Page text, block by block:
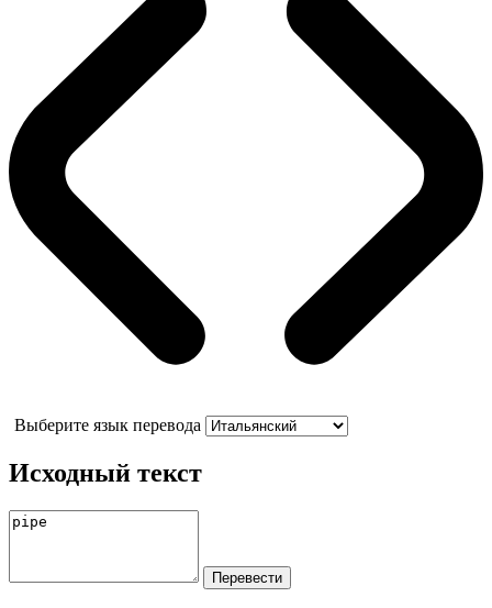
Выберите язык перевода
Исходный текст